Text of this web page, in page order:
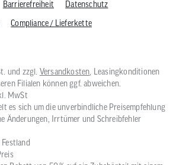
Barrierefreiheit
Datenschutz
Compliance / Lieferkette
und zzgl. Versandkosten , Leasingkonditionen
Filialen können ggf. abweichen.
MwSt
es sich um die unverbindliche Preisempfehlung
Änderungen, Irrtümer und Schreibfehler